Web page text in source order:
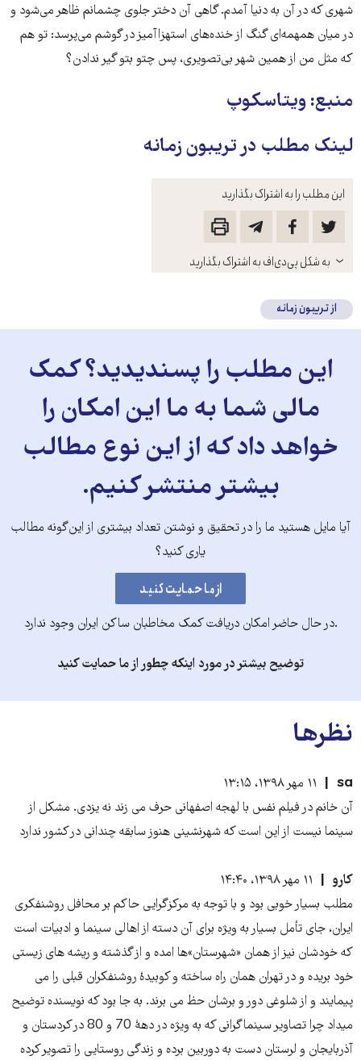
این مطلب را به اشتراک بگذارید
باز
کنید
به شکل پی‌دی‌اف به اشتراک بگذارید
شهری که در آن به دنیا آمدم. گاهی آن دختر جلوی چشمانم ظاهر می‌شود و
در میان همهمه‌ای گنگ از خنده‌های استهزاآمیز در گوشم می‌پرسد: تو هم
که مثل من از همین شهر بی‌تصویری، پس چتو بتو گیر ندادن؟
منبع: ویتاسکوپ
لینک مطلب در تریبون زمانه
از تریبون زمانه
این مطلب را پسندیدید؟ کمک
مالی شما به ما این امکان را
خواهد داد که از این نوع مطالب
بیشتر منتشر کنیم.
آیا مایل هستید ما را در تحقیق و نوشتن تعداد بیشتری از این‌گونه مطالب
یاری کنید؟
.در حال حاضر امکان دریافت کمک مخاطبان ساکن ایران وجود ندارد
توضیح بیشتر در مورد اینکه چطور از ما حمایت کنید
نظرها
sa
۱۱ مهر ۱۳۹۸، ۱۳:۱۵
آن خانم در فيلم نفس با لهجه اصفهانى حرف مى زند نه يزدى. مشكل از
سينما نيست از اين است كه شهرنشينى هنوز سابقه چندانى در كشور ندارد
کارو
۱۱ مهر ۱۳۹۸، ۱۴:۴۰
مطلب بسیار خوبی بود و با توجه به مرکزگرایی حاکم بر محافل روشنفکری
ایران، جای تأمل بسیار به ویژه برای آن دسته از اهالی سینما و ادبیات است
که خودشان نیز از همان «شهرستان»ها امده و از گذشته و ریشه های زیستی
خود بریده و در تهران همان راه ساخته و کوبیدۀ روشنفکران قبلی را می
پیمایند و از شلوغی دور و برشان حظ می برند. به جا بود که نویسنده توضیح
میداد چرا تصاویر سینماگرانی که به ویژه در دهۀ 70 و 80 در کردستان و
آذربایجان و لرستان دست به دوربین برده و زندگی روستایی را تصویر کرده